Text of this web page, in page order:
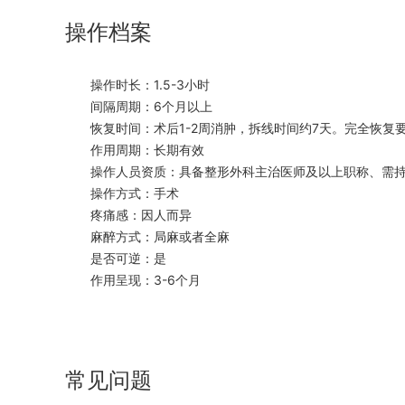
操作档案
操作时长：1.5-3小时
间隔周期：6个月以上
恢复时间：术后1-2周消肿，拆线时间约7天。完全恢复
作用周期：长期有效
操作人员资质：具备整形外科主治医师及以上职称、需
操作方式：手术
疼痛感：因人而异
麻醉方式：局麻或者全麻
是否可逆：是
作用呈现：3-6个月
常见问题